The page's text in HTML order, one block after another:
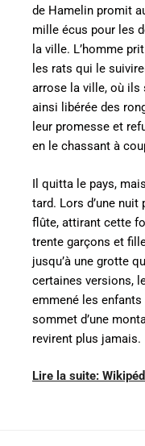
de Hamelin promit
mille écus pour les
la ville. L’homme
les rats qui le
arrose la ville, où ils
ainsi libérée des
leur promesse et
en le chassant à
Il quitta le pays,
tard. Lors d’une
flûte, attirant cette
trente garçons et
jusqu’à une grotte
certaines versions,
emmené les
sommet d’une
revirent plus jamais.
Lire la suite: